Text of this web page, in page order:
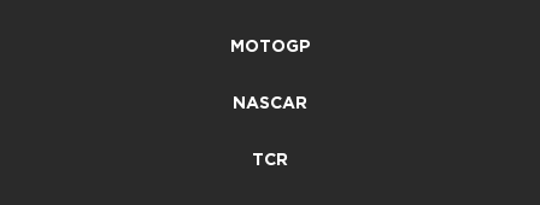
MOTOGP
NASCAR
TCR